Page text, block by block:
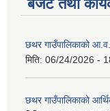
बजेट तथा
छथर गाउँपालिकाको
मिति: 06/24/2026 -
छथर गाउँपालिकाको